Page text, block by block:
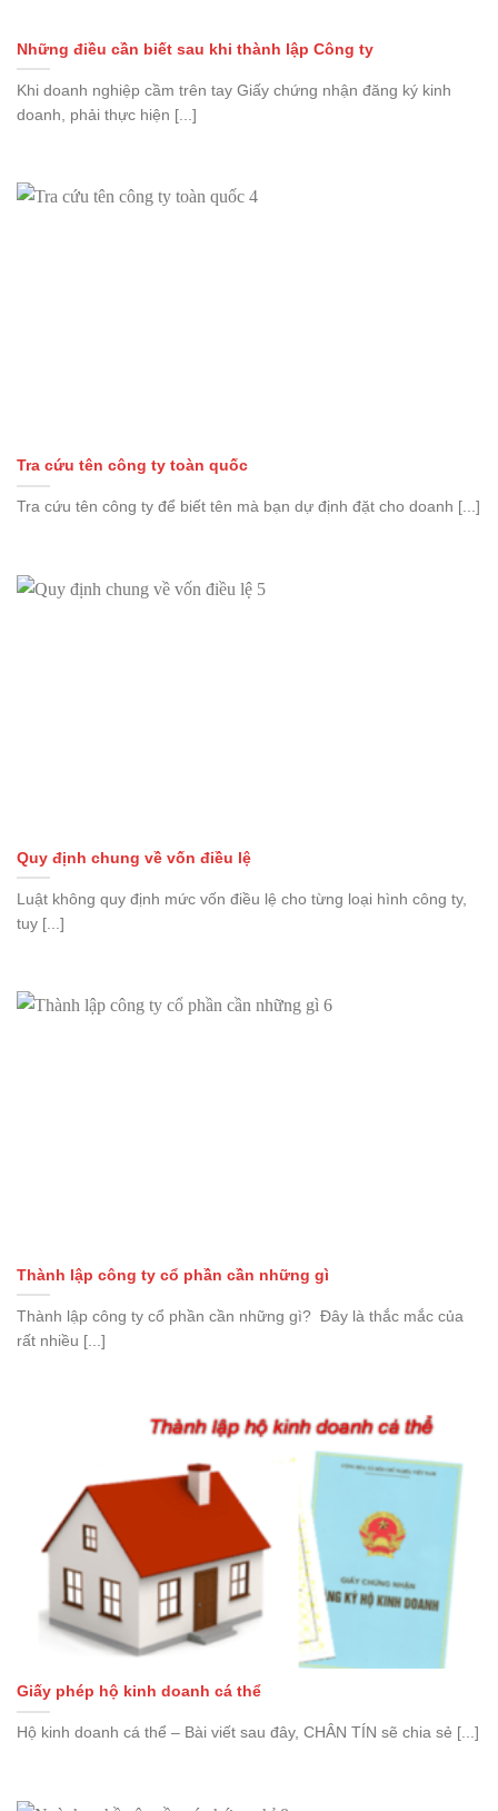
Những điều cần biết sau khi thành lập Công ty
Khi doanh nghiệp cầm trên tay Giấy chứng nhận đăng ký kinh
doanh, phải thực hiện [...]
Tra cứu tên công ty toàn quốc
Tra cứu tên công ty để biết tên mà bạn dự định đặt cho doanh [...]
Quy định chung về vốn điều lệ
Luật không quy định mức vốn điều lệ cho từng loại hình công ty,
tuy [...]
Thành lập công ty cổ phần cần những gì
Thành lập công ty cổ phần cần những gì? Đây là thắc mắc của
rất nhiều [...]
Giấy phép hộ kinh doanh cá thể
Hộ kinh doanh cá thể – Bài viết sau đây, CHÂN TÍN sẽ chia sẻ [...]